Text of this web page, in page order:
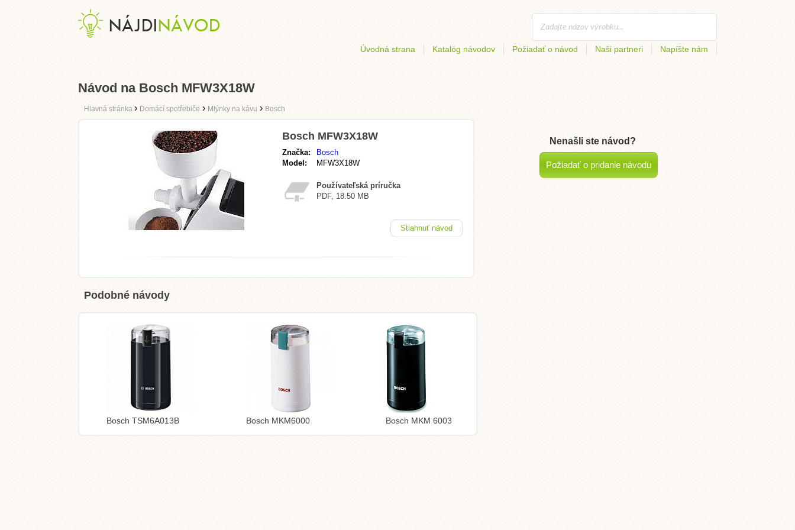
Úvodná strana Katalóg návodov Požiadať o návod Naši partneri Napíšte nám
Návod na Bosch MFW3X18W
Hlavná stránka › Domácí spotřebiče › Mlýnky na kávu › Bosch
Bosch MFW3X18W
Značka:
Bosch
Model:
MFW3X18W
Používateľská príručka
PDF, 18.50 MB
Stiahnuť návod
Podobné návody
Bosch TSM6A013B Bosch MKM6000 Bosch MKM 6003
Nenašli ste návod?
Požiadať o pridanie návodu